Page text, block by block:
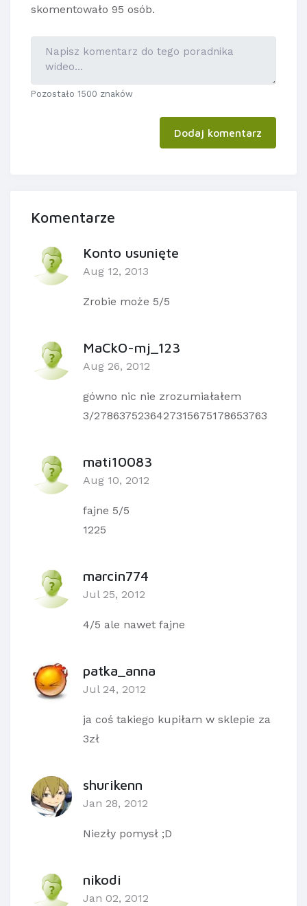
skomentowało 95 osób.
Pozostało 1500 znaków
Dodaj komentarz
Komentarze
Konto usunięte
Aug 12, 2013
Zrobie może 5/5
MaCkO-mj_123
Aug 26, 2012
gówno nic nie zrozumiałałem
3/2786375236427315675178653763
mati10083
Aug 10, 2012
fajne 5/5
1225
marcin774
Jul 25, 2012
4/5 ale nawet fajne
patka_anna
Jul 24, 2012
ja coś takiego kupiłam w sklepie za
3zł
shurikenn
Jan 28, 2012
Niezły pomysł ;D
nikodi
Jan 02, 2012